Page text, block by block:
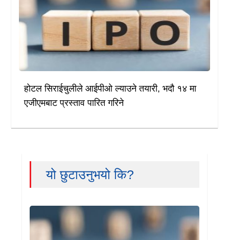
होटल सिराईचुलीले आईपीओ ल्याउने तयारी, भदौ १४ मा
एजीएमबाट प्रस्ताव पारित गरिने
यो छुटाउनुभयो कि?